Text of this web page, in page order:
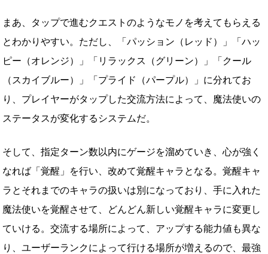
まあ、タップで進むクエストのようなモノを考えてもらえる
とわかりやすい。ただし、「パッション（レッド）」「ハッ
ピー（オレンジ）」「リラックス（グリーン）」「クール
（スカイブルー）」「プライド（パープル）」に分れてお
り、プレイヤーがタップした交流方法によって、魔法使いの
ステータスが変化するシステムだ。
そして、指定ターン数以内にゲージを溜めていき、心が強く
なれば「覚醒」を行い、改めて覚醒キャラとなる。覚醒キャ
ラとそれまでのキャラの扱いは別になっており、手に入れた
魔法使いを覚醒させて、どんどん新しい覚醒キャラに変更し
ていける。交流する場所によって、アップする能力値も異な
り、ユーザーランクによって行ける場所が増えるので、最強